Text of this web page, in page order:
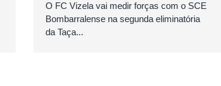
O FC Vizela vai medir forças com o SCE
Bombarralense na segunda eliminatória
da Taça...